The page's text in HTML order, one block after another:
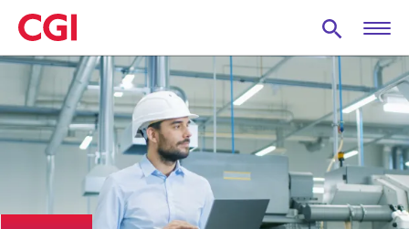
Skip
to
main
content